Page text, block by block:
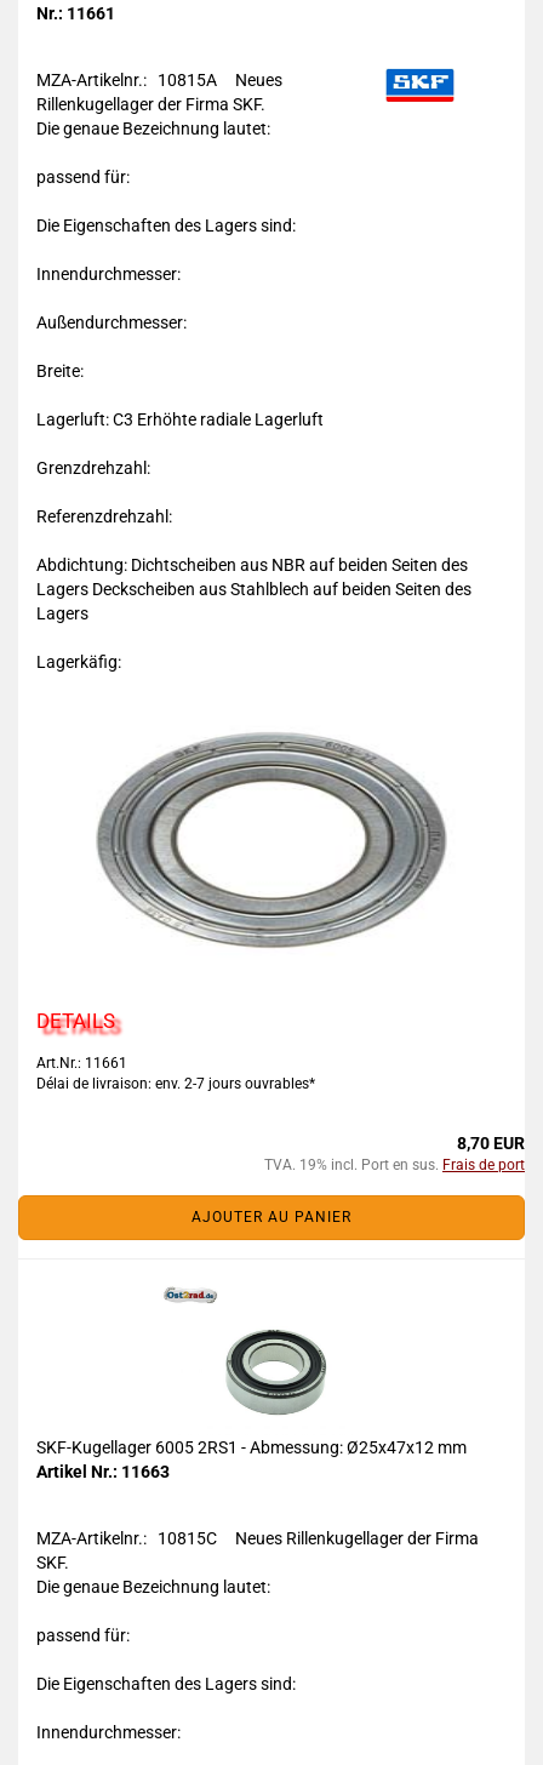
Nr.: 11661
MZA-Artikelnr.: 10815A
Neues
Rillenkugellager der Firma SKF.
Die genaue Bezeichnung lautet:
passend für:
Die Eigenschaften des Lagers sind:
Innendurchmesser:
Außendurchmesser:
Breite:
Lagerluft: C3 Erhöhte radiale Lagerluft
Grenzdrehzahl:
Referenzdrehzahl:
Abdichtung: Dichtscheiben aus NBR auf beiden Seiten des
Lagers Deckscheiben aus Stahlblech auf beiden Seiten des
Lagers
Lagerkäfig:
DETAILS
Art.Nr.: 11661
Délai de livraison: env. 2-7 jours ouvrables*
8,70 EUR
TVA. 19% incl. Port en sus. Frais de port
AJOUTER AU PANIER
SKF-Kugellager 6005 2RS1 - Abmessung: Ø25x47x12 mm
Artikel Nr.: 11663
MZA-Artikelnr.: 10815C Neues Rillenkugellager der Firma
SKF.
Die genaue Bezeichnung lautet:
passend für:
Die Eigenschaften des Lagers sind:
Innendurchmesser: